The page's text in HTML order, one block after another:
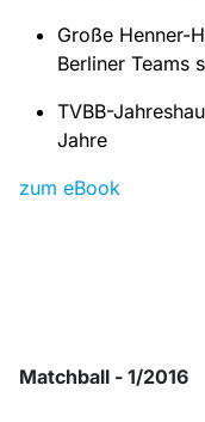
Große Henner-
Berliner Teams
TVBB-
Jahre
zum eBook
Matchball - 1/2016